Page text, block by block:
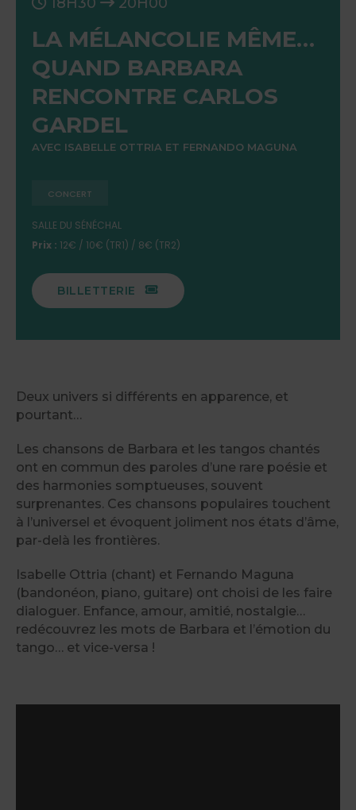
LA MÉLANCOLIE MÊME…
QUAND BARBARA
RENCONTRE CARLOS
GARDEL
AVEC ISABELLE OTTRIA ET FERNANDO MAGUNA
CONCERT
SALLE DU SÉNÉCHAL
Prix : 12€ / 10€ (TR1) / 8€ (TR2)
BILLETTERIE
Deux univers si différents en apparence, et
pourtant…
Les chansons de Barbara et les tangos chantés
ont en commun des paroles d’une rare poésie et
des harmonies somptueuses, souvent
surprenantes. Ces chansons populaires touchent
à l’universel et évoquent joliment nos états d’âme,
par-delà les frontières.
Isabelle Ottria (chant) et Fernando Maguna
(bandonéon, piano, guitare) ont choisi de les faire
dialoguer. Enfance, amour, amitié, nostalgie…
redécouvrez les mots de Barbara et l’émotion du
tango… et vice-versa !